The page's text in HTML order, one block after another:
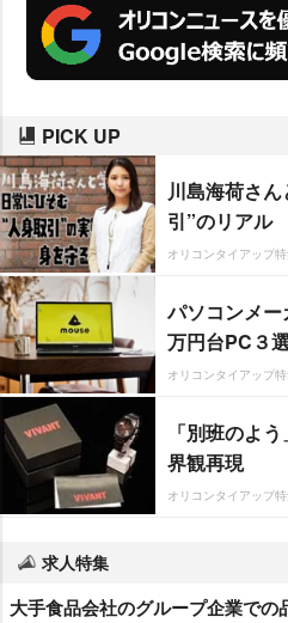
PICK UP
川島海荷さ
引”のリアル
オリコンタイアップ
パソコンメ
万円台PC３選
オリコンタイアップ
「別班のよ
界観再現
オリコンタイアップ
求人特集
大手食品会社のグループ企業での